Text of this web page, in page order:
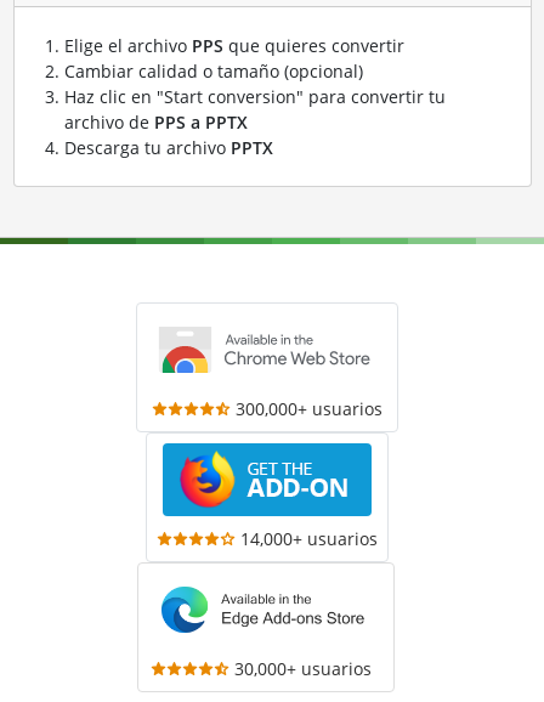
Elige el archivo PPS que quieres convertir
Cambiar calidad o tamaño (opcional)
Haz clic en "Start conversion" para convertir tu
archivo de PPS a PPTX
Descarga tu archivo PPTX
300,000+ usuarios
14,000+ usuarios
30,000+ usuarios